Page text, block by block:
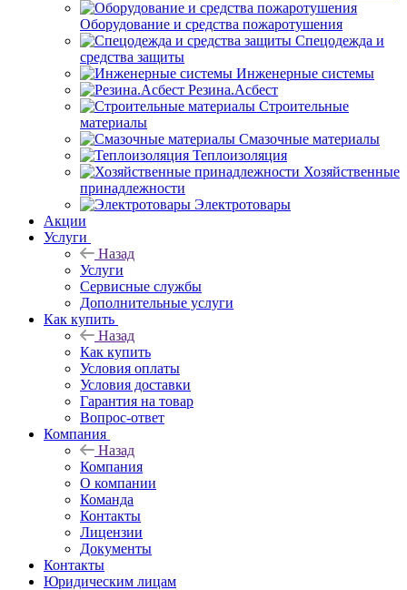
Оборудование и средства пожаротушения
Спецодежда и
средства защиты
Инженерные системы
Резина.Асбест
Строительные
материалы
Смазочные материалы
Теплоизоляция
Хозяйственные
принадлежности
Электротовары
Акции
Услуги
Назад
Услуги
Сервисные службы
Дополнительные услуги
Как купить
Назад
Как купить
Условия оплаты
Условия доставки
Гарантия на товар
Вопрос-ответ
Компания
Назад
Компания
О компании
Команда
Контакты
Лицензии
Документы
Контакты
Юридическим лицам